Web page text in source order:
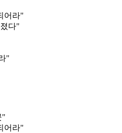
어라"
다"
"
"
어라"